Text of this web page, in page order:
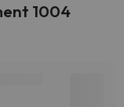
1004